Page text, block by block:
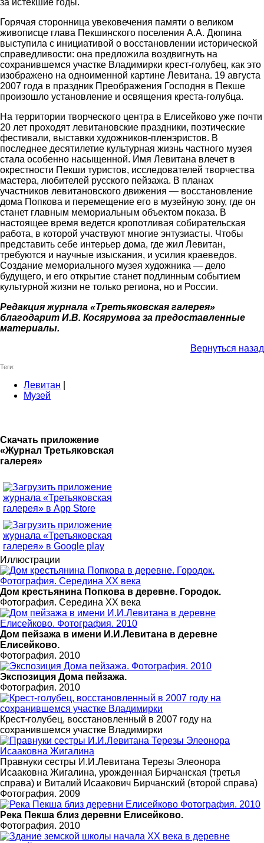
Горячая сторонница увековечения памяти о великом
живописце глава Пекшинского поселения А.А. Дюпина
выступила с инициативой о восстановлении исторической
справедливости: она предложила воздвигнуть на
сохранившемся участке Владимирки крест-голубец, как это
изображено на одноименной картине Левитана. 19 августа
2007 года в праздник Преображения Господня в Пекше
произошло установление и освящения креста-голубца.
На территории творческого центра в Елисейково уже почти
20 лет проходят левитановские праздники, поэтические
фестивали, выставки художников-пленэристов. В
последнее десятилетие культурная жизнь частного музея
стала особенно насыщенной. Имя Левитана влечет в
окрестности Пекши туристов, исследователей творчества
мастера, любителей русского пейзажа. В планах
участников левитановского движения — восстановление
дома Попкова и перемещение его в музейную зону, где он
станет главным мемориальным объектом показа. В
настоящее время ведется кропотливая собирательская
работа, в которой участвуют многие энтузиасты. Чтобы
представить себе интерьер дома, где жил Левитан,
требуются и научные изыскания, и усилия краеведов.
Создание мемориального музея художника — дело
будущего, и его открытие станет подлинным событием
культурной жизни не только региона, но и России.
Редакция журнала «Третьяковская галерея»
благодарит И.В. Косярумова за предосmавленные
маmериалы.
Вернуться назад
Теги:
Левитан
Музей
Скачать приложение
«Журнал Третьяковская
галерея»
Иллюстрации
Дом крестьянина Попкова в деревне. Городок.
Фотография. Середина XX века
Дом пейзажа в имени И.И.Левитана в деревне
Елисейково.
Фотография. 2010
Экспозиция Дома пейзажа.
Фотография. 2010
Крест-голубец, восстановленный в 2007 году на
сохранившемся участке Владимирки
Правнуки сестры И.И.Левитана Терезы Элеонора
Исааковна Жигалина, урожденная Бирчанская (третья
справа) и Виталий Исаакович Бирчанский (второй справа)
Фотография. 2009
Река Пекша близ деревни Елисейково.
Фотография. 2010